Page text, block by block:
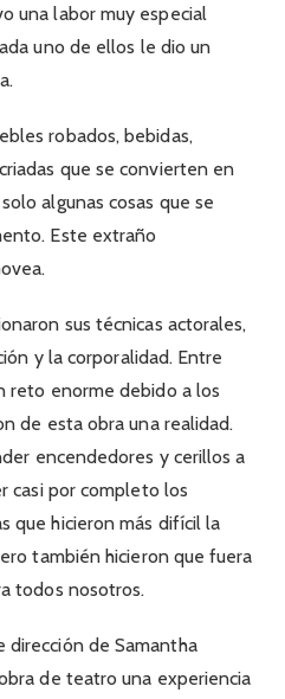
una labor muy especial
uno de ellos le dio un
robados, bebidas,
que se convierten en
algunas cosas que se
Este extraño
sus técnicas actorales,
y la corporalidad. Entre
reto enorme debido a los
de esta obra una realidad.
encendedores y cerillos a
casi por completo los
que hicieron más difícil la
también hicieron que fuera
todos nosotros.
de Samantha
de teatro una experiencia